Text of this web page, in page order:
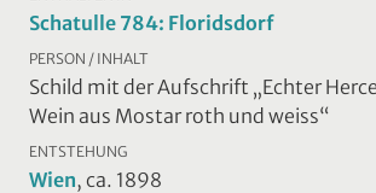
Schatulle 784: Floridsdorf
PERSON / INHALT
Schild mit der Aufschrift „Echter
Wein aus Mostar roth und weiss“
ENTSTEHUNG
Wien, ca. 1898